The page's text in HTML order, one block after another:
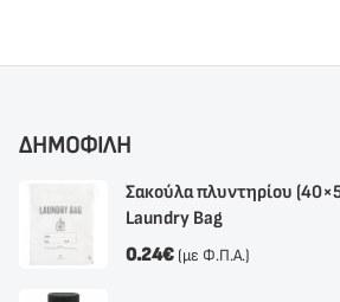
ΔΗΜΟΦΙΛΗ
Σακούλα πλυντηρίου
Laundry Bag
0.24€ (με Φ.Π.Α.)